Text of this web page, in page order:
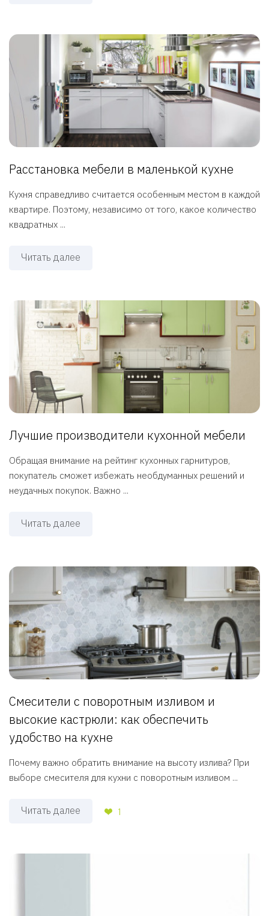
Расстановка мебели в маленькой кухне
Кухня справедливо считается особенным местом в каждой
квартире. Поэтому, независимо от того, какое количество
квадратных ...
Читать далее
Лучшие производители кухонной мебели
Обращая внимание на рейтинг кухонных гарнитуров,
покупатель сможет избежать необдуманных решений и
неудачных покупок. Важно ...
Читать далее
Смесители с поворотным изливом и
высокие кастрюли: как обеспечить
удобство на кухне
Почему важно обратить внимание на высоту излива? При
выборе смесителя для кухни с поворотным изливом ...
Читать далее 1